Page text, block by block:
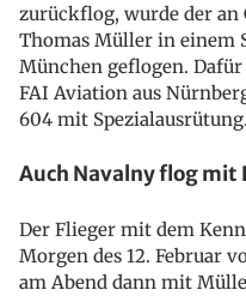
zurückflog, wurde der
Thomas Müller in einem
München geflogen.
FAI Aviation aus
604 mit Spezialausrütung.
Auch Navalny flog mit
Der Flieger mit dem
Morgen des 12. Februar
am Abend dann mit